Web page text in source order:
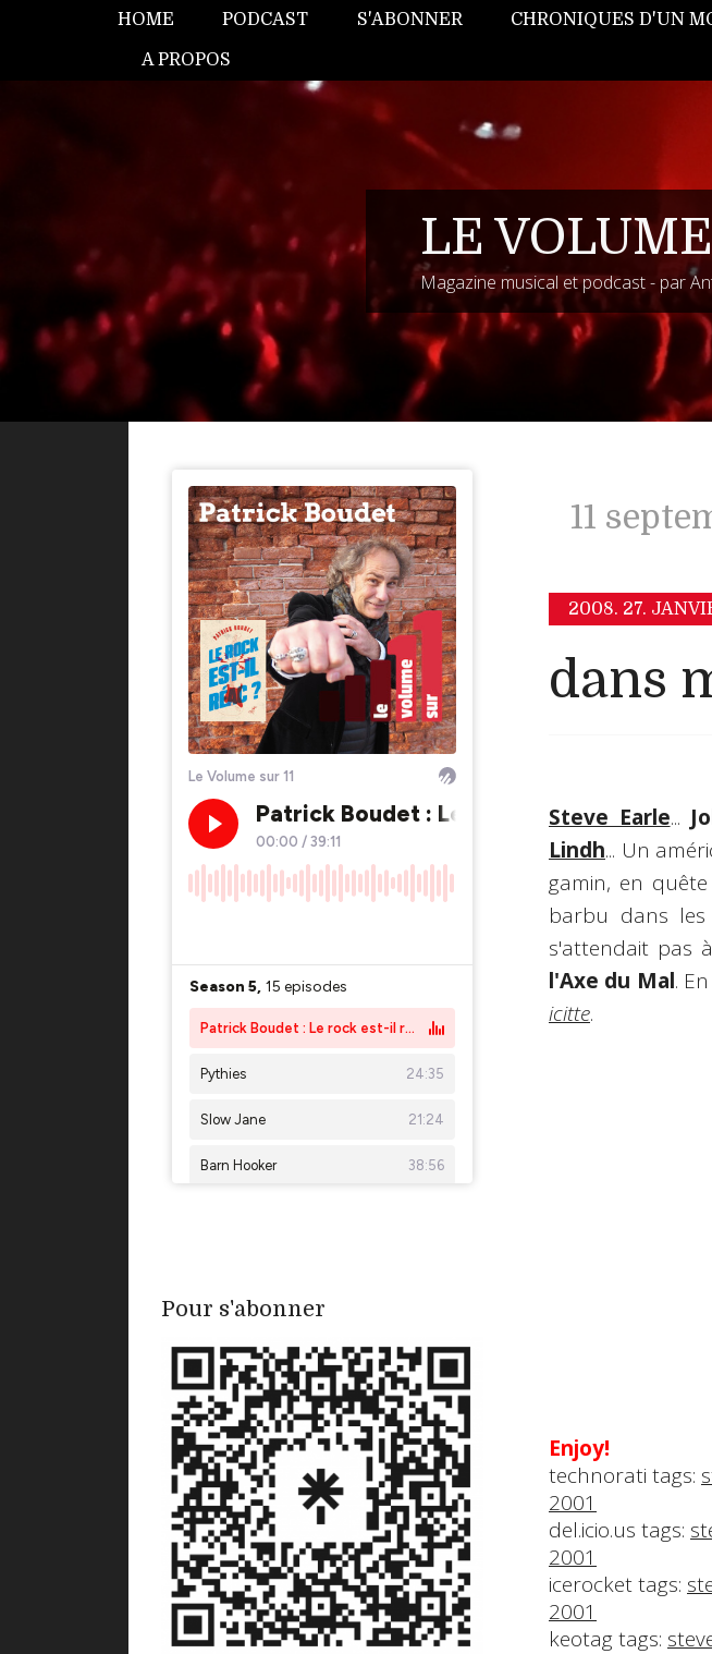
HOME PODCAST S'ABONNER CHRONIQUES D'UN
A PROPOS
LE VOLUME
Magazine musical et podcast - par
Pour s'abonner
11
2008. 27.
dans
Steve Earle...
Lindh... Un
gamin, en
barbu dans
s'attendait pas
l'Axe du Mal.
icitte.
Enjoy!
technorati tags:
2001
del.icio.us tags:
2001
icerocket tags:
2001
keotag tags: